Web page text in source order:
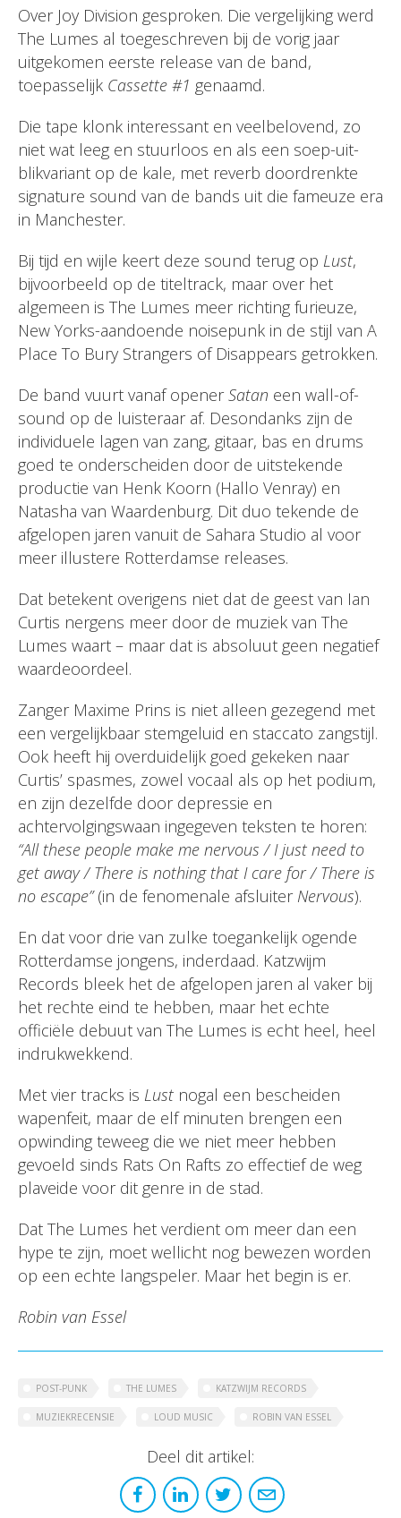
Over Joy Division gesproken. Die vergelijking werd
The Lumes al toegeschreven bij de vorig jaar
uitgekomen eerste release van de band,
toepasselijk Cassette #1 genaamd.
Die tape klonk interessant en veelbelovend, zo
niet wat leeg en stuurloos en als een soep-uit-
blikvariant op de kale, met reverb doordrenkte
signature sound van de bands uit die fameuze era
in Manchester.
Bij tijd en wijle keert deze sound terug op Lust,
bijvoorbeeld op de titeltrack, maar over het
algemeen is The Lumes meer richting furieuze,
New Yorks-aandoende noisepunk in de stijl van A
Place To Bury Strangers of Disappears getrokken.
De band vuurt vanaf openerSatan een wall-of-
sound op de luisteraar af. Desondanks zijn de
individuele lagen van zang, gitaar, bas en drums
goed te onderscheiden door de uitstekende
productie van Henk Koorn (Hallo Venray) en
Natasha van Waardenburg. Dit duo tekende de
afgelopen jaren vanuit de Sahara Studio al voor
meer illustere Rotterdamse releases.
Dat betekent overigens niet dat de geest van Ian
Curtis nergens meer door de muziek van The
Lumes waart – maar dat is absoluut geen negatief
waardeoordeel.
Zanger Maxime Prins is niet alleen gezegend met
een vergelijkbaar stemgeluid en staccato zangstijl.
Ook heeft hij overduidelijk goed gekeken naar
Curtis’ spasmes, zowel vocaal als op het podium,
en zijn dezelfde door depressie en
achtervolgingswaan ingegeven teksten te horen:
“All these people make me nervous / I just need to
get away / There is nothing that I care for / There is
no escape”(in de fenomenale afsluiter Nervous).
En dat voor drie van zulke toegankelijk ogende
Rotterdamse jongens, inderdaad. Katzwijm
Records bleek het de afgelopen jaren al vaker bij
het rechte eind te hebben, maar het echte
officiële debuut van The Lumes is echt heel, heel
indrukwekkend.
Met vier tracks is Lust nogal een bescheiden
wapenfeit, maar de elf minuten brengen een
opwinding teweeg die we niet meer hebben
gevoeld sinds Rats On Rafts zo effectief de weg
plaveide voor dit genre in de stad.
Dat The Lumes het verdient om meer dan een
hype te zijn, moet wellicht nog bewezen worden
op een echte langspeler. Maar het begin is er.
Robin van Essel
POST-PUNK THE LUMES KATZWIJM RECORDS
MUZIEKRECENSIE LOUD MUSIC ROBIN VAN ESSEL
Deel dit artikel: